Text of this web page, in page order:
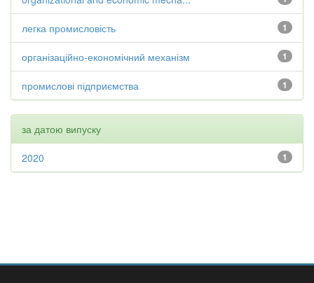
1
легка промисловість
1
організаційно-економічний механізм
1
промислові підприємства
за датою випуску
1
2020